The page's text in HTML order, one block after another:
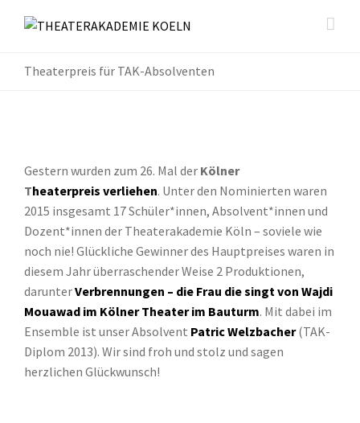
Theaterpreis für TAK-Absolventen
Gestern wurden zum 26. Mal der Kölner
Theaterpreis verliehen. Unter den Nominierten waren
2015 insgesamt 17 Schüler*innen, Absolvent*innen und
Dozent*innen der Theaterakademie Köln – soviele wie
noch nie! Glückliche Gewinner des Hauptpreises waren in
diesem Jahr überraschender Weise 2 Produktionen,
darunterVerbrennungen – die Frau die singt von Wajdi
Mouawad im KölnerTheater im Bauturm. Mit dabei im
Ensemble ist unser Absolvent Patric Welzbacher(TAK-
Diplom 2013). Wir sind froh und stolz und sagen
herzlichen Glückwunsch!